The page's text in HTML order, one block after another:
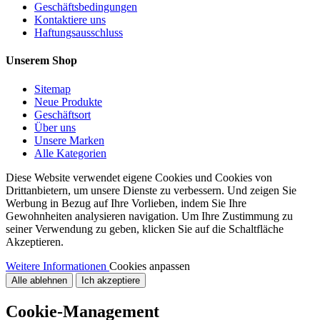
Geschäftsbedingungen
Kontaktiere uns
Haftungsausschluss
Unserem Shop
Sitemap
Neue Produkte
Geschäftsort
Über uns
Unsere Marken
Alle Kategorien
Diese Website verwendet eigene Cookies und Cookies von
Drittanbietern, um unsere Dienste zu verbessern. Und zeigen Sie
Werbung in Bezug auf Ihre Vorlieben, indem Sie Ihre
Gewohnheiten analysieren navigation. Um Ihre Zustimmung zu
seiner Verwendung zu geben, klicken Sie auf die Schaltfläche
Akzeptieren.
Weitere Informationen Cookies anpassen
Alle ablehnen Ich akzeptiere
Cookie-Management